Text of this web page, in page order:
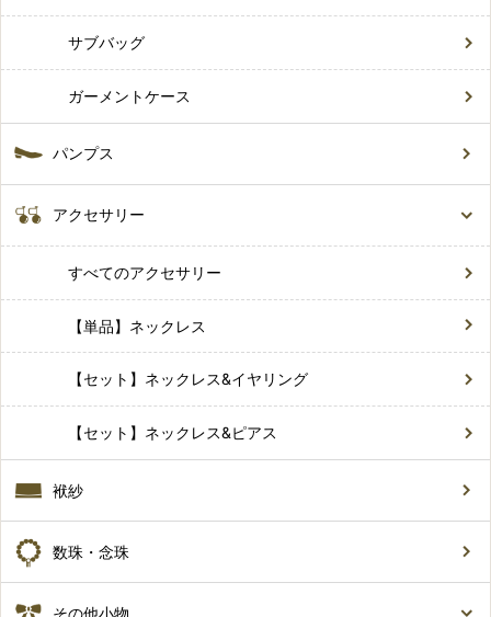
サブバッグ
ガーメントケース
パンプス
アクセサリー
すべてのアクセサリー
【単品】ネックレス
【セット】ネックレス&イヤリング
【セット】ネックレス&ピアス
袱紗
数珠・念珠
その他小物